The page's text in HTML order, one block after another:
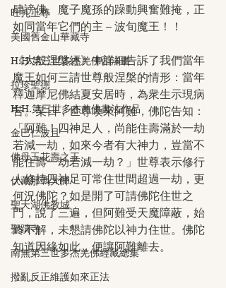
旺扎上尊
美國舊金山華藏寺
H.H.第三世多杰羌佛西洋畫
拉珍聖德
H.H.第三世多杰羌佛書法作品
金巴仁波且
佛母玉花壽之王
伏藏那瑪大師
聖天湖佛教城
聖蹟寺
南無第三世多杰羌佛經藏總集
撥亂反正維護如來正法
肆謗佛。魔子魔孫的躁動興奮難掩，正
如同當年它們的主 – 波旬魔王！！
《大般涅槃經》中詳細告訴了我們當年
魔王如何三請世尊般涅槃的情形：當年
釋迦摩尼佛結夏安居時，為衆生示現病
苦。某日，世尊喚來阿難，佛陀告知：
「阿難！四神足人，尚能住壽滿於一劫
若減一劫，如來今者有大神力，豈當不
能住壽一劫若減一劫？」世尊表示修行
人修持四神足可常住世間超過一劫，更
何況佛陀？如是開了可請佛陀住世之
門，說了三遍，但阿難受天魔障蔽，始
終不解，未懇請佛陀以神力住世。佛陀
知道因緣如此，便讓阿難離去。